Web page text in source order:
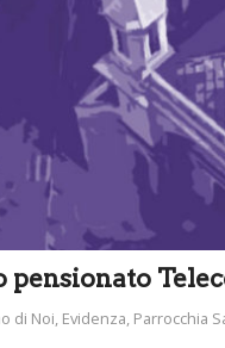
pensionato
di Noi Evidenza Parrocchia